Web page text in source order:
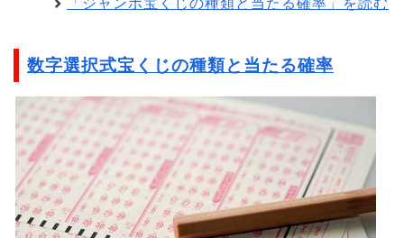
数字選択式宝くじの種類と当たる確率